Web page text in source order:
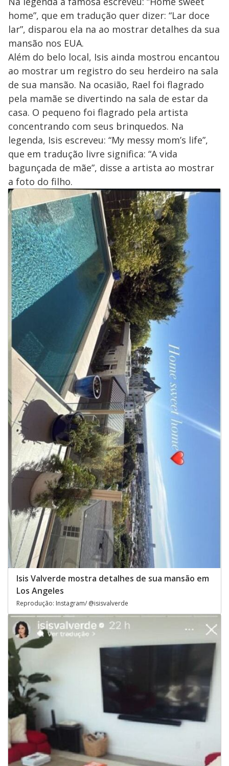
home”, que em tradução quer dizer: “Lar doce
lar”, disparou ela na ao mostrar detalhes da sua
mansão nos EUA.
Além do belo local, Isis ainda mostrou encantou
ao mostrar um registro do seu herdeiro na sala
de sua mansão. Na ocasião, Rael foi flagrado
pela mamãe se divertindo na sala de estar da
casa. O pequeno foi flagrado pela artista
concentrando com seus brinquedos. Na
legenda, Isis escreveu: “My messy mom’s life”,
que em tradução livre significa: “A vida
bagunçada de mãe”, disse a artista ao mostrar
a foto do filho.
Isis Valverde mostra detalhes de sua mansão em
Los Angeles
Reprodução: Instagram/ @isisvalverde